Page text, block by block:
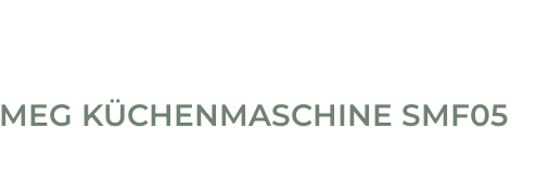
KÜCHENMASCHINE SMF05